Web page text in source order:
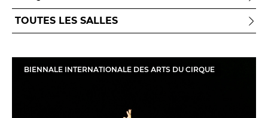
Abonnez-vous en ligne
LE TNN
BIENNALE INTERNATIONALE DES ARTS DU CIRQUE